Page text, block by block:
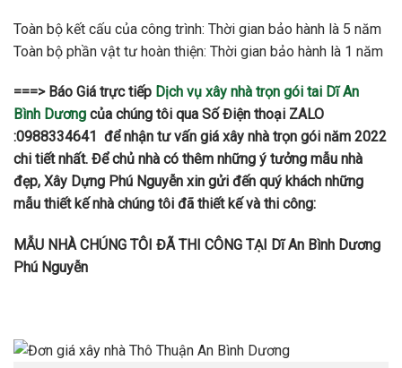
Toàn bộ kết cấu của công trình: Thời gian bảo hành là 5 năm
Toàn bộ phần vật tư hoàn thiện: Thời gian bảo hành là 1 năm
===> Báo Giá trực tiếp Dịch vụ xây nhà trọn gói tai Dĩ An
Bình Dương của chúng tôi qua Số Điện thoại ZALO
:0988334641 để nhận tư vấn giá xây nhà trọn gói năm 2022
chi tiết nhất. Để chủ nhà có thêm những ý tưởng mẫu nhà
đẹp, Xây Dựng Phú Nguyễn xin gửi đến quý khách những
mẫu thiết kế nhà chúng tôi đã thiết kế và thi công:
MẪU NHÀ CHÚNG TÔI ĐÃ THI CÔNG TẠI Dĩ An Bình Dương
Phú Nguyễn